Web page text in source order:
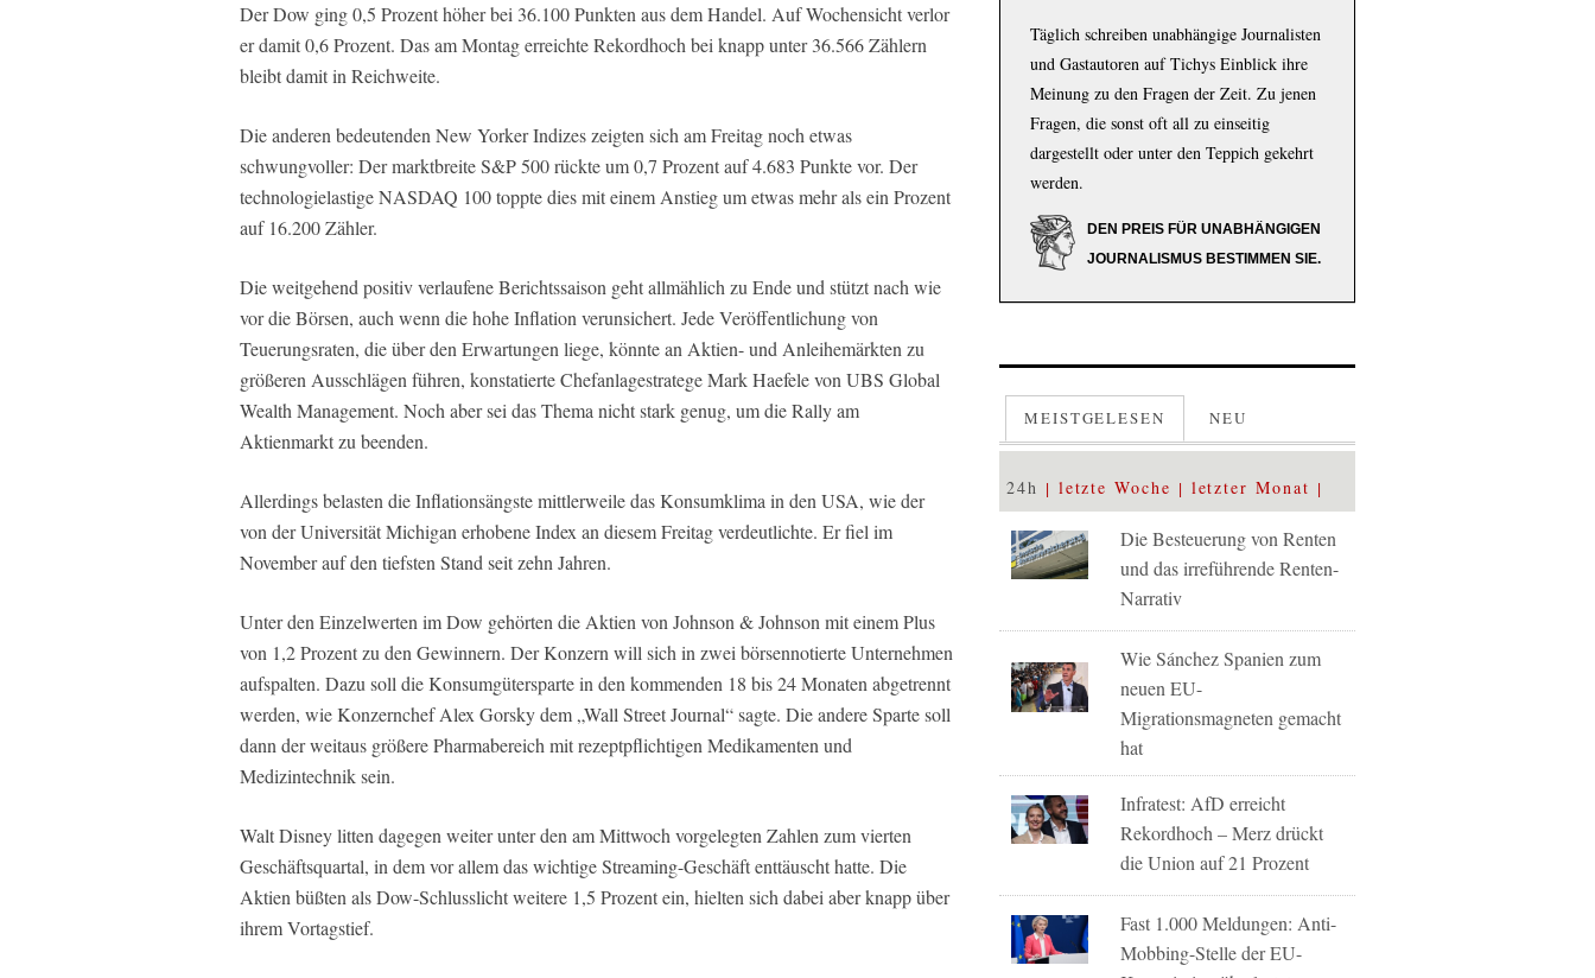
Der Dow ging 0,5 Prozent höher bei 36.100 Punkten aus dem Handel. Auf Wochensicht verlor
er damit 0,6 Prozent. Das am Montag erreichte Rekordhoch bei knapp unter 36.566 Zählern
bleibt damit in Reichweite.
Die anderen bedeutenden New Yorker Indizes zeigten sich am Freitag noch etwas
schwungvoller: Der marktbreite S&P 500 rückte um 0,7 Prozent auf 4.683 Punkte vor. Der
technologielastige NASDAQ 100 toppte dies mit einem Anstieg um etwas mehr als ein Prozent
auf 16.200 Zähler.
Die weitgehend positiv verlaufene Berichtssaison geht allmählich zu Ende und stützt nach wie
vor die Börsen, auch wenn die hohe Inflation verunsichert. Jede Veröffentlichung von
Teuerungsraten, die über den Erwartungen liege, könnte an Aktien- und Anleihemärkten zu
größeren Ausschlägen führen, konstatierte Chefanlagestratege Mark Haefele von UBS Global
Wealth Management. Noch aber sei das Thema nicht stark genug, um die Rally am
Aktienmarkt zu beenden.
Allerdings belasten die Inflationsängste mittlerweile das Konsumklima in den USA, wie der
von der Universität Michigan erhobene Index an diesem Freitag verdeutlichte. Er fiel im
November auf den tiefsten Stand seit zehn Jahren.
Unter den Einzelwerten im Dow gehörten die Aktien von Johnson & Johnson mit einem Plus
von 1,2 Prozent zu den Gewinnern. Der Konzern will sich in zwei börsennotierte Unternehmen
aufspalten. Dazu soll die Konsumgütersparte in den kommenden 18 bis 24 Monaten abgetrennt
werden, wie Konzernchef Alex Gorsky dem „Wall Street Journal“ sagte. Die andere Sparte soll
dann der weitaus größere Pharmabereich mit rezeptpflichtigen Medikamenten und
Medizintechnik sein.
Walt Disney litten dagegen weiter unter den am Mittwoch vorgelegten Zahlen zum vierten
Geschäftsquartal, in dem vor allem das wichtige Streaming-Geschäft enttäuscht hatte. Die
Aktien büßten als Dow-Schlusslicht weitere 1,5 Prozent ein, hielten sich dabei aber knapp über
ihrem Vortagstief.
Täglich schreiben unabhängige Journalisten
und Gastautoren auf Tichys Einblick ihre
Meinung zu den Fragen der Zeit. Zu jenen
Fragen, die sonst oft all zu einseitig
dargestellt oder unter den Teppich gekehrt
werden.
DEN PREIS FÜR UNABHÄNGIGEN
JOURNALISMUS BESTIMMEN SIE.
MEISTGELESEN NEU
24h letzte Woche letzter Monat
Die Besteuerung von Renten
und das irreführende Renten-
Narrativ
Wie Sánchez Spanien zum
neuen EU-
Migrationsmagneten gemacht
hat
Infratest: AfD erreicht
Rekordhoch – Merz drückt
die Union auf 21 Prozent
Fast 1.000 Meldungen: Anti-
Mobbing-Stelle der EU-